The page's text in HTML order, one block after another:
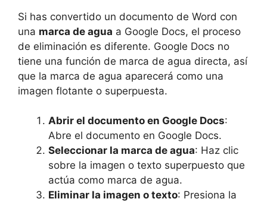
Si has convertido un documento de Word con
una marca de agua a Google Docs, el proceso
de eliminación es diferente. Google Docs no
tiene una función de marca de agua directa, así
que la marca de agua aparecerá como una
imagen flotante o superpuesta.
Abrir el documento en Google Docs:
Abre el documento en Google Docs.
Seleccionar la marca de agua: Haz clic
sobre la imagen o texto superpuesto que
actúa como marca de agua.
Eliminar la imagen o texto: Presiona la